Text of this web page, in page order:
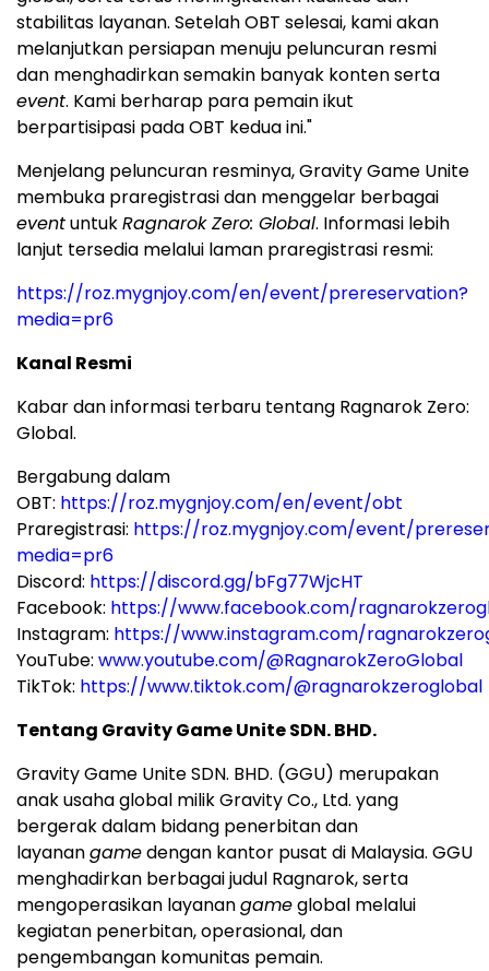
stabilitas layanan. Setelah OBT selesai, kami akan
melanjutkan persiapan menuju peluncuran resmi
dan menghadirkan semakin banyak konten serta
event. Kami berharap para pemain ikut
berpartisipasi pada OBT kedua ini."
Menjelang peluncuran resminya, Gravity Game Unite
membuka praregistrasi dan menggelar berbagai
eventuntukRagnarok Zero: Global. Informasi lebih
lanjut tersedia melalui laman praregistrasi resmi:
https://roz.mygnjoy.com/en/event/prereservation?
media=pr6
Kanal Resmi
Kabar dan informasi terbaru tentang Ragnarok Zero:
Global.
Bergabung dalam
OBT: https://roz.mygnjoy.com/en/event/obt
Praregistrasi: https://roz.mygnjoy.com/event/
media=pr6
Discord: https://discord.gg/bFg77WjcHT
Facebook: https://www.facebook.com/
Instagram: https://www.instagram.com/
YouTube: www.youtube.com/@RagnarokZeroGlobal
TikTok: https://www.tiktok.com/@ragnarokzeroglobal
Tentang Gravity Game Unite SDN. BHD.
Gravity Game Unite SDN. BHD. (GGU) merupakan
anak usaha global milik Gravity Co., Ltd. yang
bergerak dalam bidang penerbitan dan
layanangamedengan kantor pusat di Malaysia. GGU
menghadirkan berbagai judul Ragnarok, serta
mengoperasikan layanangameglobal melalui
kegiatan penerbitan, operasional, dan
pengembangan komunitas pemain.